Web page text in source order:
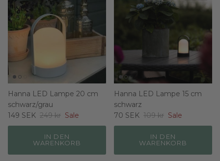
Hanna LED Lampe 20 cm
schwarz/grau
149 SEK 249 kr Sale
IN DEN
WARENKORB
Hanna LED Lampe 15 cm
schwarz
70 SEK 109 kr Sale
IN DEN
WARENKORB